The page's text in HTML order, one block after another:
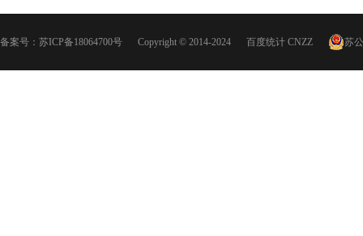
备案号： 苏ICP备18064700号 Copyright © 2014-2024 百度统计 CNZZ 苏